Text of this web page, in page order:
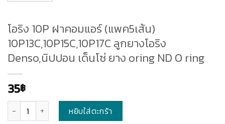
โอริง 10P ฝาคอมแอร์ (แพค5เส้น)
10P13C,10P15C,10P17C ลูกยางโอริง
Denso,นิปปอน เด็นโซ่ ยาง oring ND O ring
35฿
หยิบใส่ตะกร้า